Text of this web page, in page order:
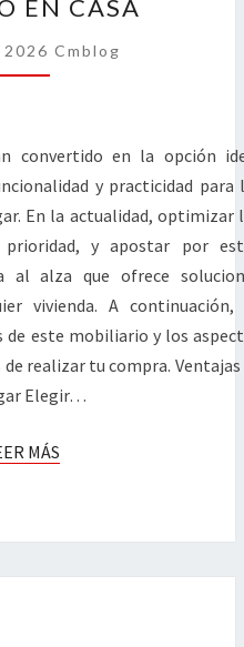
SOLUCIÓN
DEFINITIVA
PARA
ESPACIO
EN
CASA
EN CASA
2026 Cmblog
convertido en la opción
y practicidad para
En la actualidad, optimizar
prioridad, y apostar por
al alza que ofrece
vivienda. A
este mobiliario y los
realizar tu compra. Ventajas
Elegir…
MÁS